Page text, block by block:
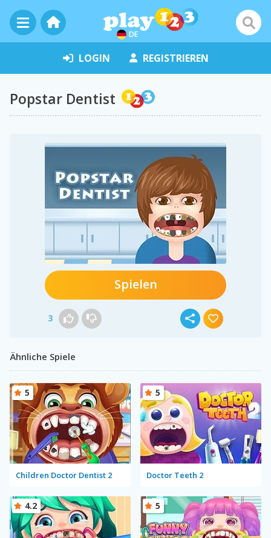
DE
LOGIN REGISTRIEREN
Popstar Dentist
Spielen
3
Ähnliche Spiele
Children Doctor Dentist 2
5
Doctor Teeth 2
5
4.2 5